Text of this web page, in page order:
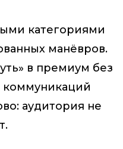
категориями
манёвров.
в премиум без
коммуникаций
аудитория не